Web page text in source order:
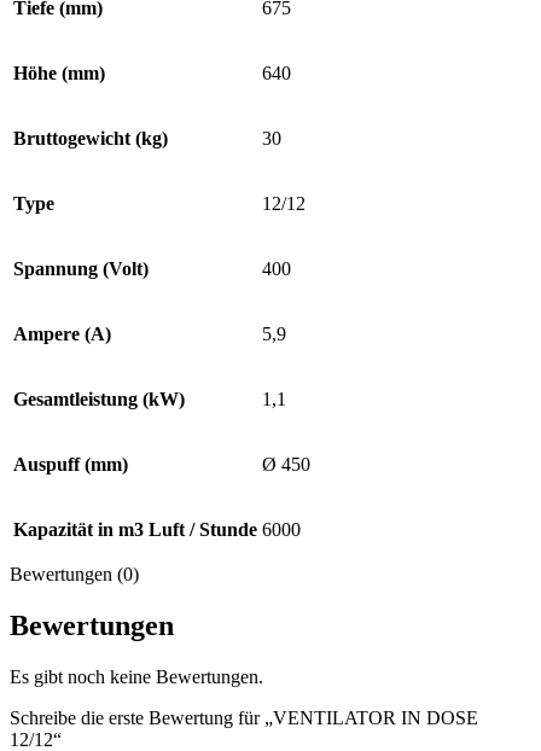
Tiefe (mm) 675
Höhe (mm) 640
Bruttogewicht (kg) 30
Type 12/12
Spannung (Volt) 400
Ampere (A) 5,9
Gesamtleistung (kW) 1,1
Auspuff (mm) Ø 450
Kapazität in m3 Luft / Stunde 6000
Bewertungen (0)
Bewertungen
Es gibt noch keine Bewertungen.
Schreibe die erste Bewertung für „VENTILATOR IN DOSE
12/12“